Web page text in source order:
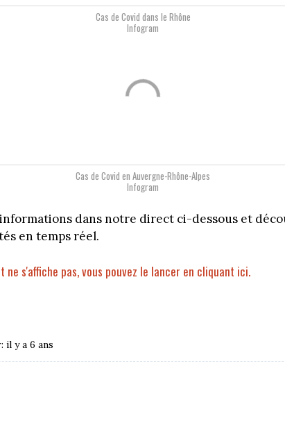
Cas de Covid dans le Rhône
Infogram
Cas de Covid en Auvergne-Rhône-Alpes
Infogram
dans notre direct ci-dessous et
en temps réel.
ne s'affiche pas, vous pouvez le lancer en cliquant ici.
il y a 6 ans